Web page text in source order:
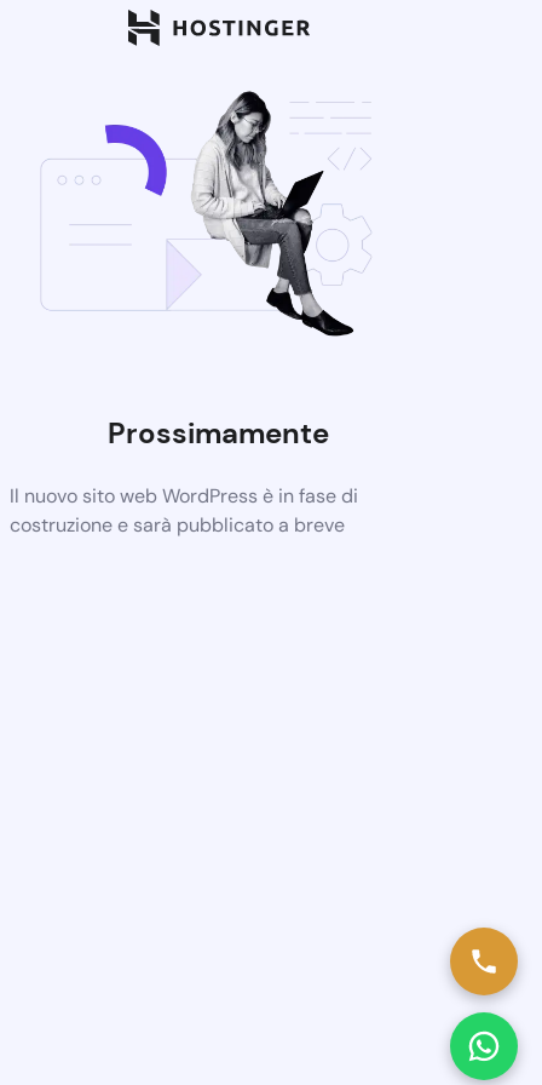
Prossimamente
Il nuovo sito web WordPress è in fase di
costruzione e sarà pubblicato a breve